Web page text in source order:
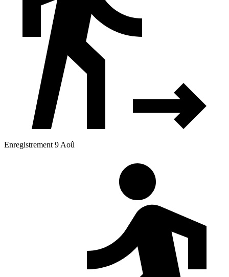
Enregistrement 9 Aoû